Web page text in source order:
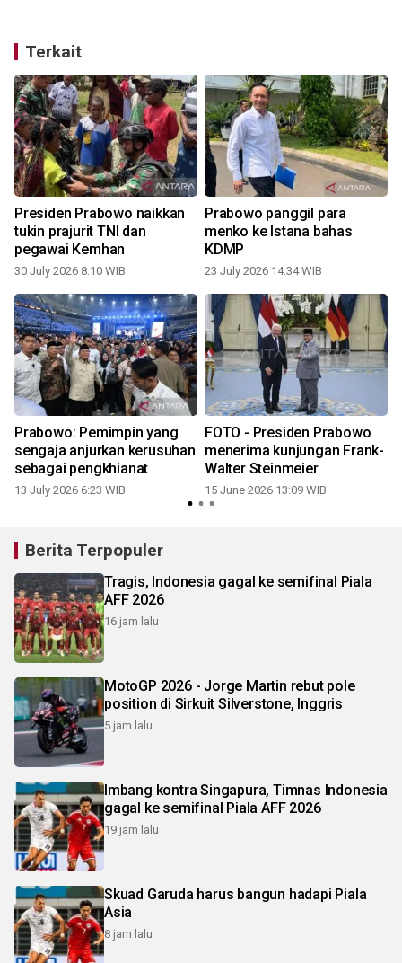
Terkait
Presiden Prabowo naikkan
tukin prajurit TNI dan
pegawai Kemhan
30 July 2026 8:10 WIB
Prabowo panggil para
menko ke Istana bahas
KDMP
23 July 2026 14:34 WIB
Prabowo: Pemimpin yang
sengaja anjurkan kerusuhan
sebagai pengkhianat
13 July 2026 6:23 WIB
FOTO - Presiden Prabowo
menerima kunjungan Frank-
Walter Steinmeier
15 June 2026 13:09 WIB
Berita Terpopuler
Tragis, Indonesia gagal ke semifinal Piala
AFF 2026
16 jam lalu
MotoGP 2026 - Jorge Martin rebut pole
position di Sirkuit Silverstone, Inggris
5 jam lalu
Imbang kontra Singapura, Timnas Indonesia
gagal ke semifinal Piala AFF 2026
19 jam lalu
Skuad Garuda harus bangun hadapi Piala
Asia
8 jam lalu